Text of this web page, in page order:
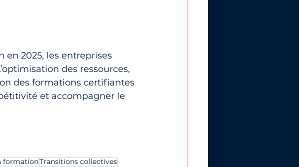
2025, les entreprises
des ressources,
des formations certifiantes
et accompagner le
formationTransitions collectives